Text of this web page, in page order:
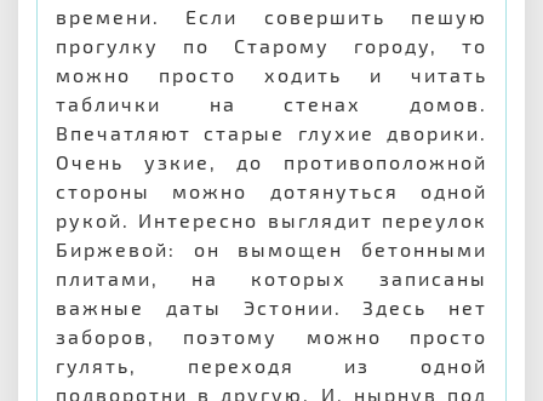
времени. Если совершить пешую
прогулку по Старому городу, то
можно просто ходить и читать
таблички на стенах домов.
Впечатляют старые глухие дворики.
Очень узкие, до противоположной
стороны можно дотянуться одной
рукой. Интересно выглядит переулок
Биржевой: он вымощен бетонными
плитами, на которых записаны
важные даты Эстонии. Здесь нет
заборов, поэтому можно просто
гулять, переходя из одной
подворотни в другую. И, нырнув под